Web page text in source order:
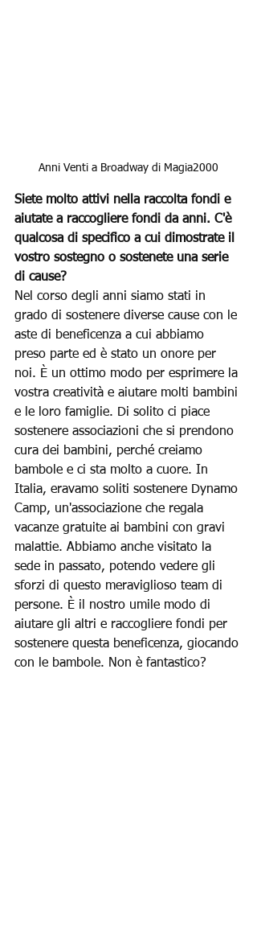
Anni Venti a Broadway di Magia2000
Siete molto attivi nella raccolta fondi e
aiutate a raccogliere fondi da anni. C'è
qualcosa di specifico a cui dimostrate il
vostro sostegno o sostenete una serie
di cause?
Nel corso degli anni siamo stati in
grado di sostenere diverse cause con le
aste di beneficenza a cui abbiamo
preso parte ed è stato un onore per
noi. È un ottimo modo per esprimere la
vostra creatività e aiutare molti bambini
e le loro famiglie. Di solito ci piace
sostenere associazioni che si prendono
cura dei bambini, perché creiamo
bambole e ci sta molto a cuore. In
Italia, eravamo soliti sostenere Dynamo
Camp, un'associazione che regala
vacanze gratuite ai bambini con gravi
malattie. Abbiamo anche visitato la
sede in passato, potendo vedere gli
sforzi di questo meraviglioso team di
persone. È il nostro umile modo di
aiutare gli altri e raccogliere fondi per
sostenere questa beneficenza, giocando
con le bambole. Non è fantastico?